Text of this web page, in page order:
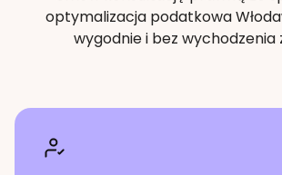
optymalizacja podatkowa
wygodnie i bez wychodzenia